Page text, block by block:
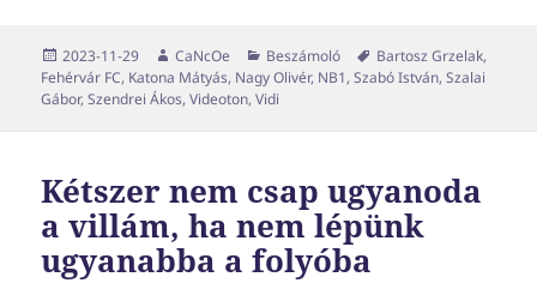
Közzétéve
2023-11-29 Szerző
CaNcOe Kategória
Beszámoló Címke
Bartosz Grzelak,
Fehérvár FC, Katona Mátyás, Nagy Olivér, NB1,Szabó István,Szalai
Gábor,Szendrei Ákos,Videoton,Vidi
Kétszer nem csap ugyanoda
a villám, ha nem lépünk
ugyanabba a folyóba